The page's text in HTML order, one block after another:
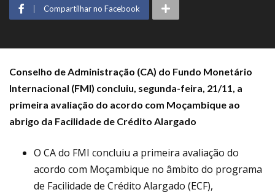
Compartilhar no Facebook
Conselho de Administração (CA) do Fundo Monetário
Internacional (FMI) concluiu, segunda-feira, 21/11, a
primeira avaliação do acordo com Moçambique ao
abrigo da Facilidade de Crédito Alargado
O CA do FMI concluiu a primeira avaliação do
acordo com Moçambique no âmbito do programa
de Facilidade de Crédito Alargado (ECF),